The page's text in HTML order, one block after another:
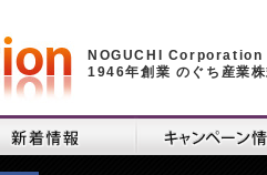
NOGUCHI Corporation
1946年創業 のぐち産業